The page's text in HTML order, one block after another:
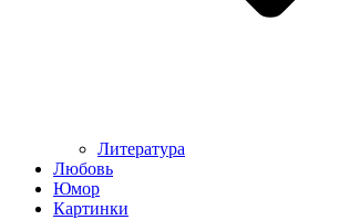
Литература
Любовь
Юмор
Картинки